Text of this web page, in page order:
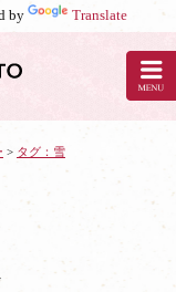
by
Translate
> タグ：雪